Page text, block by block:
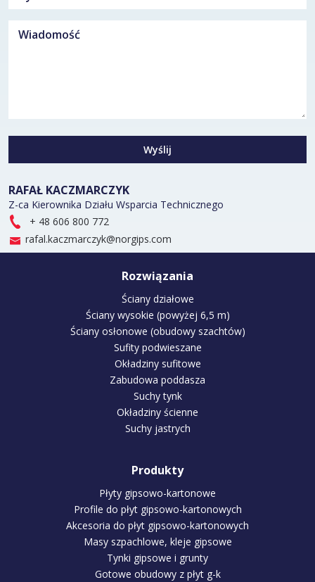
Wyślij
RAFAŁ KACZMARCZYK
Z-ca Kierownika Działu Wsparcia Technicznego
+ 48 606 800 772
rafal.kaczmarczyk@norgips.com
Rozwiązania
Ściany działowe
Ściany wysokie (powyżej 6,5 m)
Ściany osłonowe (obudowy szachtów)
Sufity podwieszane
Okładziny sufitowe
Zabudowa poddasza
Suchy tynk
Okładziny ścienne
Suchy jastrych
Produkty
Płyty gipsowo-kartonowe
Profile do płyt gipsowo-kartonowych
Akcesoria do płyt gipsowo-kartonowych
Masy szpachlowe, kleje gipsowe
Tynki gipsowe i grunty
Gotowe obudowy z płyt g-k